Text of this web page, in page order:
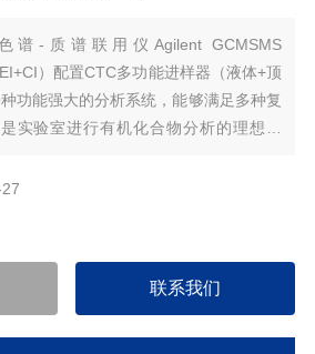
谱-质谱联用仪Agilent GCMSMS
）配置CTC多功能进样器（液体+顶
功能强大的分析系统，能够满足多种复
实验室进行有机化合物分析的理想选
联系我们